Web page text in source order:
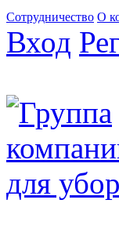
Сотрудничество О
Вход